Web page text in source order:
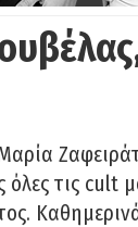
τις cult